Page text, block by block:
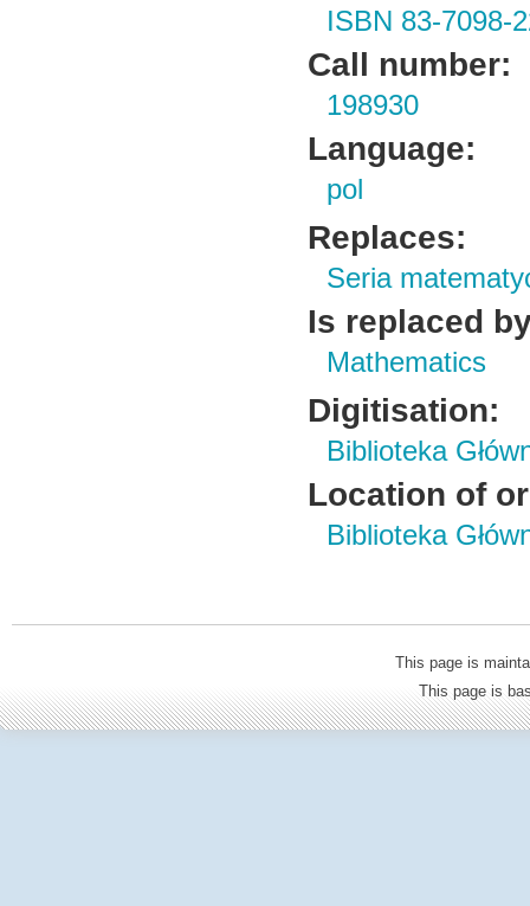
ISBN 83-7098-
Call number:
198930
Language:
pol
Replaces:
Seria
Is replaced
Mathematics
Digitisation:
Biblioteka
Location of
Biblioteka
This page is
This page is